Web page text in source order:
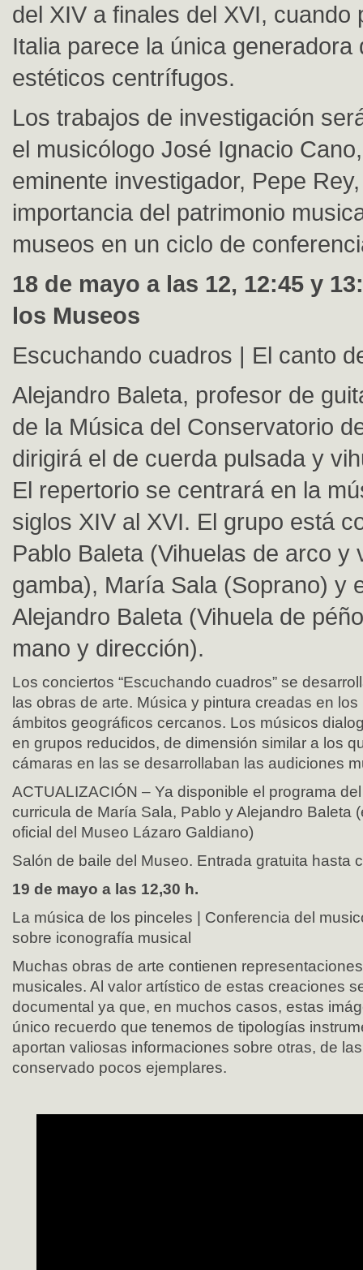
del XIV a finales del XVI, cuando
Italia parece la única generadora
estéticos centrífugos.
Los trabajos de investigación
el musicólogo José Ignacio
eminente investigador, Pepe
importancia del patrimonio
museos en un ciclo de
18 de mayo a las 12, 12:45 y
los Museos
Escuchando cuadros | El canto
Alejandro Baleta, profesor de
de la Música del Conservatorio
dirigirá el de cuerda pulsada y
El repertorio se centrará en la
siglos XIV al XVI. El grupo está
Pablo Baleta (Vihuelas de arco y
gamba), María Sala (Soprano) y
Alejandro Baleta (Vihuela de
mano y dirección).
Los conciertos “Escuchando cuadros” se
las obras de arte. Música y pintura creadas en
ámbitos geográficos cercanos. Los músicos
en grupos reducidos, de dimensión similar a los
cámaras en las se desarrollaban las audiciones
ACTUALIZACIÓN – Ya disponible el programa
curricula de María Sala, Pablo y Alejandro Baleta
oficial del Museo Lázaro Galdiano)
Salón de baile del Museo. Entrada gratuita hasta
19 de mayo a las 12,30 h.
La música de los pinceles | Conferencia del
sobre iconografía musical
Muchas obras de arte contienen
musicales. Al valor artístico de estas creaciones
documental ya que, en muchos casos, estas
único recuerdo que tenemos de tipologías
aportan valiosas informaciones sobre otras, de
conservado pocos ejemplares.